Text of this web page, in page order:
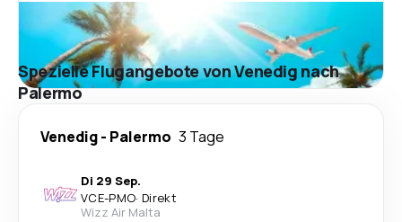
Spezielle Flugangebote von Venedig nach
Palermo
Venedig- Palermo 3 Tage
Di 29 Sep.
VCE-PMO· Direkt
Wizz Air Malta